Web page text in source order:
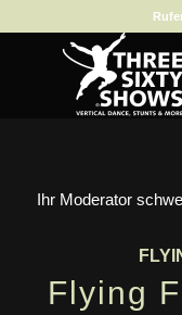
Ihr Moderator
Flying